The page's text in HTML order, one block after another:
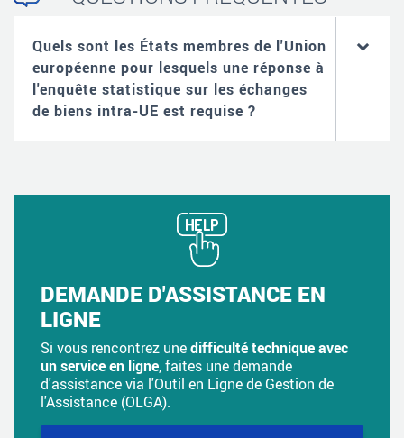
Quels sont les États membres de l'Union
européenne pour lesquels une réponse à
l'enquête statistique sur les échanges
de biens intra-UE est requise ?
DEMANDE D'ASSISTANCE EN
LIGNE
Si vous rencontrez unedifficulté technique avec
un service en ligne, faites une demande
d'assistance via l'Outil en Ligne de Gestion de
l'Assistance (OLGA).